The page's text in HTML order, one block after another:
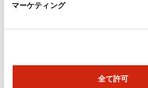
マーケティング
全て許可
フラッシュベゼル（アクセサリ2）